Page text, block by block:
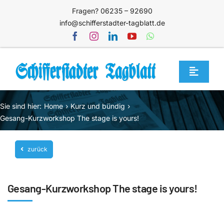
Fragen? 06235 – 92690
info@schifferstadter-tagblatt.de
Toggle
Home
Themen
Blog
Unternehmen
Mediathek
Sie sind hier: Home
Kurz und bündig
Gesang-Kurzworkshop The stage is yours!
zurück
Gesang-Kurzworkshop The stage is yours!